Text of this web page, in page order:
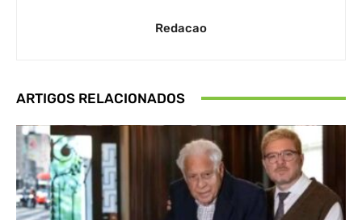
Redacao
ARTIGOS RELACIONADOS